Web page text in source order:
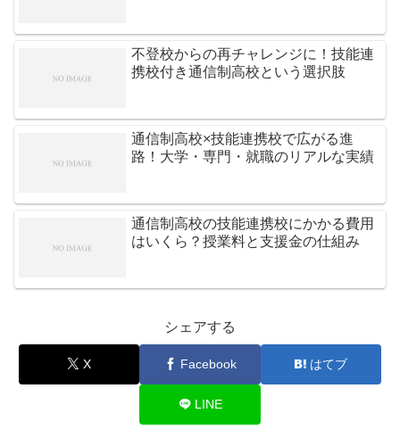
不登校からの再チャレンジに！技能連
携校付き通信制高校という選択肢
通信制高校×技能連携校で広がる進
路！大学・専門・就職のリアルな実績
通信制高校の技能連携校にかかる費用
はいくら？授業料と支援金の仕組み
シェアする
X Facebook はてブ
LINE